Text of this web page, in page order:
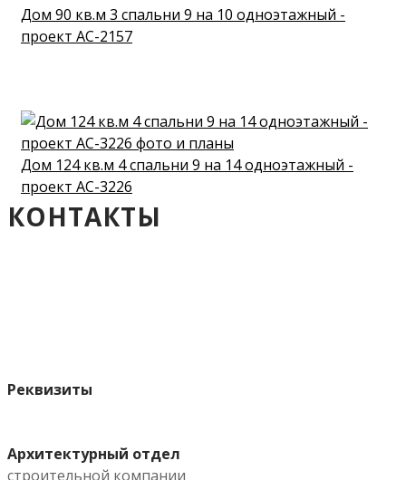
Дом 90 кв.м 3 спальни 9 на 10 одноэтажный -
проект АС-2157
Дом 124 кв.м 4 спальни 9 на 14 одноэтажный -
проект АС-3226
КОНТАКТЫ
Реквизиты
Архитектурный отдел
строительной компании